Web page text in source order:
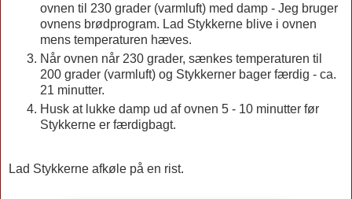
ovnen til 230 grader (varmluft) med damp - Jeg bruger
ovnens brødprogram. Lad Stykkerne blive i ovnen
mens temperaturen hæves.
Når ovnen når 230 grader, sænkes temperaturen til
200 grader (varmluft) og Stykkerner bager færdig - ca.
21 minutter.
Husk at lukke damp ud af ovnen 5 - 10 minutter før
Stykkerne er færdigbagt.
Lad Stykkerne afkøle på en rist.